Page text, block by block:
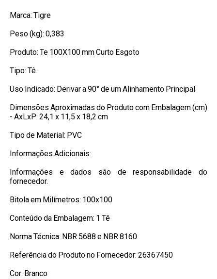
Marca: Tigre
Peso (kg): 0,383
Produto: Te 100X100 mm Curto Esgoto
Tipo: Tê
Uso Indicado: Derivar a 90° de um Alinhamento Principal
Dimensões Aproximadas do Produto com Embalagem (cm)
- AxLxP: 24,1 x 11,5 x 18,2 cm
Tipo de Material: PVC
Informações Adicionais:
Informações e dados são de responsabilidade do
fornecedor.
Bitola em Milímetros: 100x100
Conteúdo da Embalagem: 1 Tê
Norma Técnica: NBR 5688 e NBR 8160
Referência do Produto no Fornecedor: 26367450
Cor: Branco